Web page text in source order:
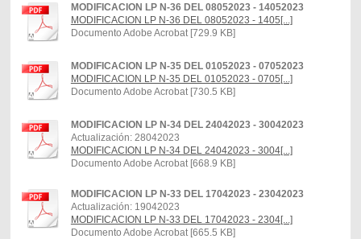
MODIFICACION LP N-36 DEL 08052023 - 14052023
MODIFICACION LP N-36 DEL 08052023 - 1405[...]
Documento Adobe Acrobat [729.9 KB]
MODIFICACION LP N-35 DEL 01052023 - 07052023
MODIFICACION LP N-35 DEL 01052023 - 0705[...]
Documento Adobe Acrobat [730.5 KB]
MODIFICACION LP N-34 DEL 24042023 - 30042023
Actualización: 28042023
MODIFICACION LP N-34 DEL 24042023 - 3004[...]
Documento Adobe Acrobat [668.9 KB]
MODIFICACION LP N-33 DEL 17042023 - 23042023
Actualización: 19042023
MODIFICACION LP N-33 DEL 17042023 - 2304[...]
Documento Adobe Acrobat [665.5 KB]